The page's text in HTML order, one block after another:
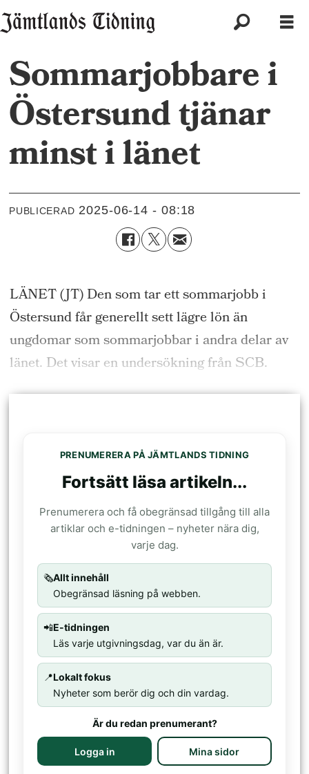
Sommarjobbare i
Östersund tjänar
minst i länet
PUBLICERAD 2025-06-14 - 08:18
LÄNET (JT) Den som tar ett sommarjobb i
Östersund får generellt sett lägre lön än
ungdomar som sommarjobbar i andra delar av
länet. Det visar en undersökning från SCB.
PRENUMERERA PÅ JÄMTLANDS TIDNING
Fortsätt läsa artikeln...
Prenumerera och få obegränsad tillgång till alla
artiklar och e-tidningen – nyheter nära dig,
varje dag.
🗞️Allt innehåll
Obegränsad läsning på webben.
📲E-tidningen
Läs varje utgivningsdag, var du än är.
📍Lokalt fokus
Nyheter som berör dig och din vardag.
Är du redan prenumerant?
Logga in Mina sidor